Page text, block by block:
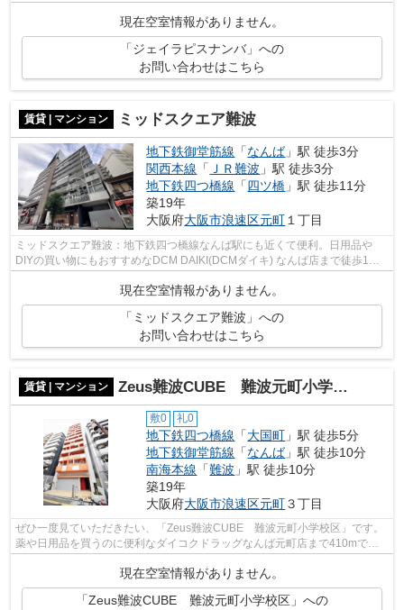
現在空室情報がありません。
「ジェイラピスナンバ」への
お問い合わせはこちら
賃貸 | マンション ミッドスクエア難波
地下鉄御堂筋線 「なんば」駅 徒歩3分
関西本線 「 ＪＲ難波 」駅 徒歩3分
地下鉄四つ橋線 「四ツ橋 」駅 徒歩11分
築19年
大阪府大阪市浪速区元町 １丁目
ミッドスクエア難波：地下鉄四つ橋線なんば駅にも近くて便利。日用品や
DIYの買い物にもおすすめなDCM DAIKI(DCMダイキ) なんば店まで徒歩1分
の場所。共用部には敷地内ごみ置き場・エレ...
現在空室情報がありません。
「ミッドスクエア難波」への
お問い合わせはこちら
賃貸 | マンション Zeus難波CUBE 難波元町小学校区
敷0 礼0
地下鉄四つ橋線 「大国町 」駅 徒歩5分
地下鉄御堂筋線 「なんば」駅 徒歩10分
南海本線 「難波 」駅 徒歩10分
築19年
大阪府大阪市浪速区元町３丁目
ぜひ一度見ていただきたい、「Zeus難波CUBE 難波元町小学校区」です。
薬や日用品を買うのに便利なダイコクドラッグなんば元町店まで410mで
現在空室情報がありません。
「Zeus難波CUBE 難波元町小学校区」への